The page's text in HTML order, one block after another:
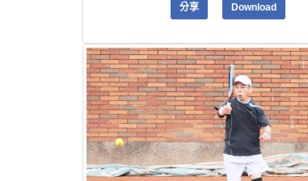
分享 Download